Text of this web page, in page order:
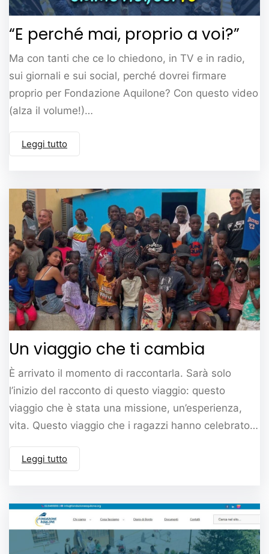
“E perché mai, proprio a voi?”
Ma con tanti che ce lo chiedono, in TV e in radio,
sui giornali e sui social, perché dovrei firmare
proprio per Fondazione Aquilone? Con questo video
(alza il volume!)…
Leggi tutto
Un viaggio che ti cambia
È arrivato il momento di raccontarla. Sarà solo
l’inizio del racconto di questo viaggio: questo
viaggio che è stata una missione, un’esperienza,
vita. Questo viaggio che i ragazzi hanno celebrato…
Leggi tutto